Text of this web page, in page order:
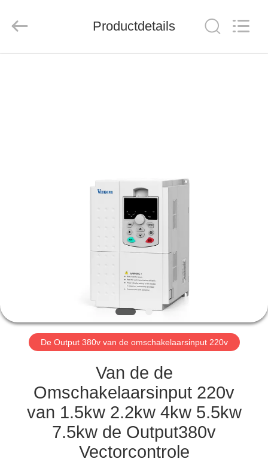
FABRIEKSREIS
KWALITEITSCONTROLE
NIEUWS
OM EEN
CITAAT
SITEMAP
Ltd..
Productdetails
De Output 380v van de omschakelaarsinput 220v
Van de de
Omschakelaarsinput 220v
van 1.5kw 2.2kw 4kw 5.5kw
7.5kw de Output380v
Vectorcontrole